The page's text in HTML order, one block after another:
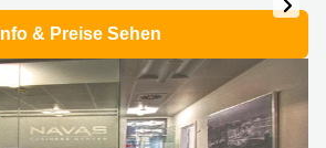
Info & Preise Sehen